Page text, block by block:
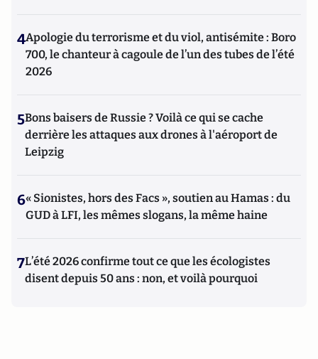
4Apologie du terrorisme et du viol, antisémite : Boro
700, le chanteur à cagoule de l’un des tubes de l’été
2026
5Bons baisers de Russie ? Voilà ce qui se cache
derrière les attaques aux drones à l'aéroport de
Leipzig
6« Sionistes, hors des Facs », soutien au Hamas : du
GUD à LFI, les mêmes slogans, la même haine
7L’été 2026 confirme tout ce que les écologistes
disent depuis 50 ans : non, et voilà pourquoi